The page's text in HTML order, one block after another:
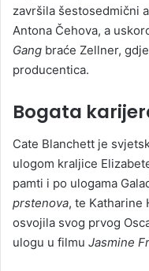
završila šestosedmični
Antona Čehova, a
Gang braće Zellner,
producentica.
Bogata
Cate Blanchett je
ulogom kraljice
pamti i po ulogama
prstenova, te Katharine
osvojila svog prvog
ulogu u filmu Jasmine